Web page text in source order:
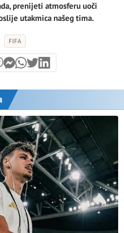
prenijeti atmosferu uoči
utakmica našeg tima.
FIFA